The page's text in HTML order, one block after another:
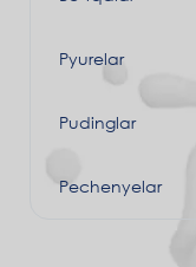
Pyurelar
Pudinglar
Pechenyelar